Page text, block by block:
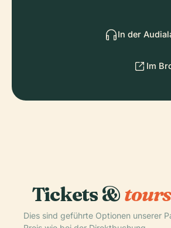
In der
Im
Tickets &
Dies sind geführte Optionen unserer